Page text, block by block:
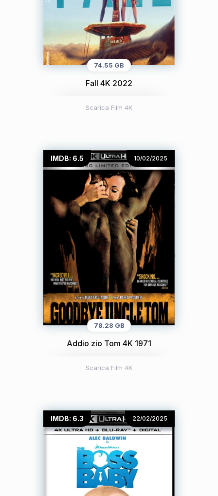
74.55 GB
Fall 4K 2022
Scarica Film 4K
IMDB: 6.5 10/02/2025
78.28 GB
Addio zio Tom 4K 1971
Scarica Film 4K
IMDB: 6.3 22/02/2025